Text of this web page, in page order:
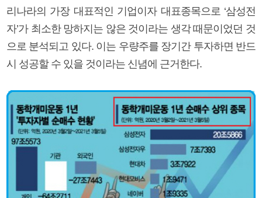
리나라의 가장 대표적인 기업이자 대표종목으로 ‘삼성전
자’가 최소한 망하지는 않은 것이라는 생각 때문이었던 것
으로 분석되고 있다. 이는 우량주를 장기간 투자하면 반드
시 성공할 수 있을 것이라는 신념에 근거한다.